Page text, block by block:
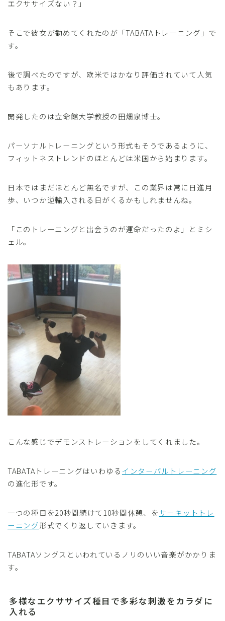
エクササイズない？」
そこで彼女が勧めてくれたのが「TABATAトレーニング」で
す。
後で調べたのですが、欧米ではかなり評価されていて人気
もあります。
開発したのは立命館大学教授の田畑泉博士。
パーソナルトレーニングという形式もそうであるように、
フィットネストレンドのほとんどは米国から始まります。
日本ではまだほとんど無名ですが、この業界は常に日進月
歩、いつか逆輸入される日がくるかもしれませんね。
「このトレーニングと出会うのが運命だったのよ」とミシ
ェル。
こんな感じでデモンストレーションをしてくれました。
TABATAトレーニングはいわゆる インターバルトレーニング
の進化形です。
一つの種目を20秒間続けて10秒間休憩、をサーキットトレ
ーニング形式でくり返していきます。
TABATAソングスといわれているノリのいい音楽がかかりま
す。
多様なエクササイズ種目で多彩な刺激をカラダに
入れる